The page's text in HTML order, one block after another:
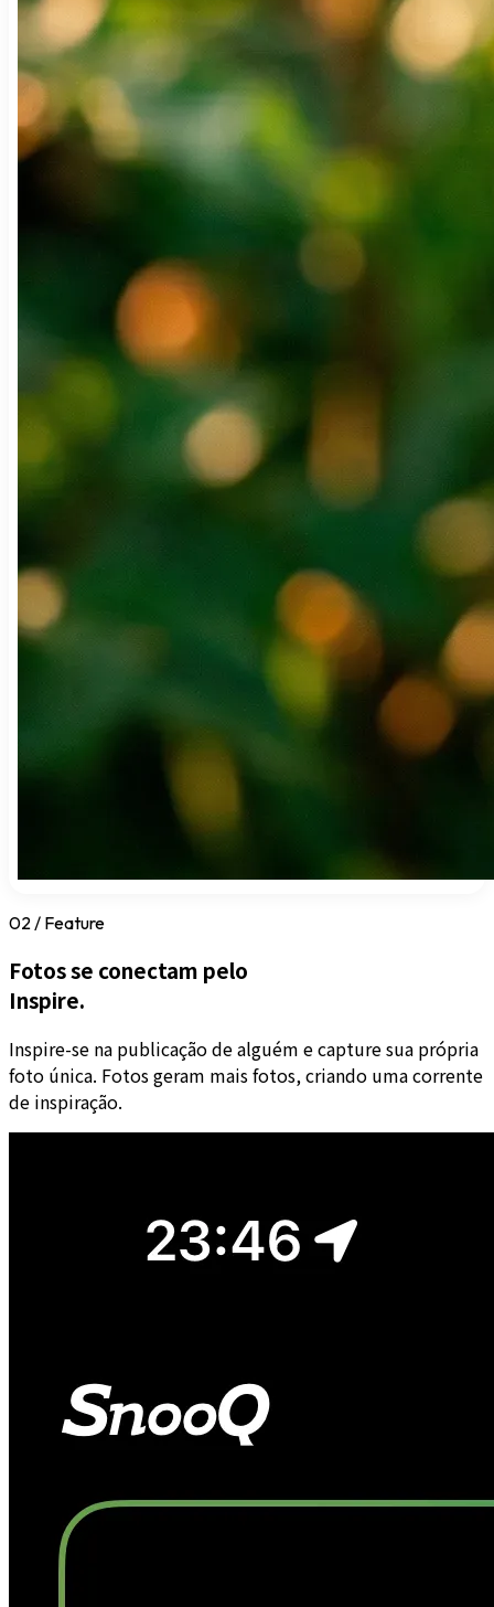
02 / Feature
Fotos se conectam pelo
Inspire.
Inspire-se na publicação de alguém e capture sua própria
foto única. Fotos geram mais fotos, criando uma corrente
de inspiração.